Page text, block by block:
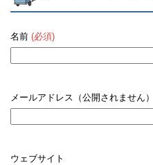
名前 (必須)
メールアドレス（公開されません）
ウェブサイト